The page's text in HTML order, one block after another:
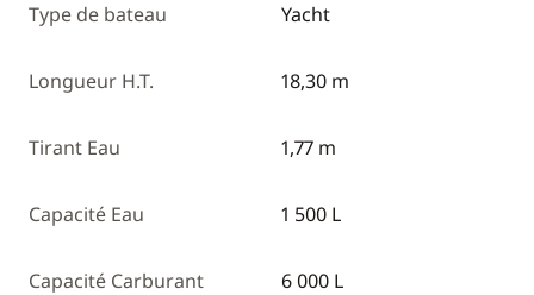
Type de bateau Yacht
Longueur H.T. 18,30 m
Tirant Eau 1,77 m
Capacité Eau 1 500 L
Capacité Carburant 6 000 L